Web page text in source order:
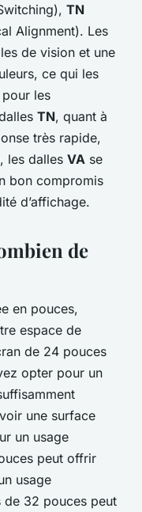
TN
Alignment). Les
de vision et une
ce qui les
les
TN, quant à
très rapide,
les dalles VA se
bon compromis
d’affichage.
de
en pouces,
espace de
de 24 pouces
opter pour un
une surface
un usage
peut offrir
usage
de 32 pouces peut